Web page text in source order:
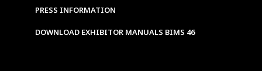
PRESS INFORMATION
DOWNLOAD EXHIBITOR MANUALS BIMS 46